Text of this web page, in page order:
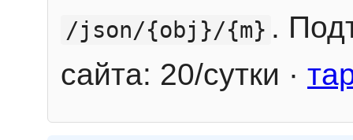
/json/{obj}/{m} .
сайта: 20/сутки ·